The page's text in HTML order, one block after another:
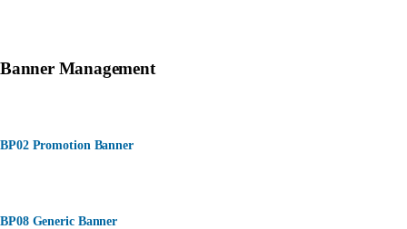
Banner Management
BP02 Promotion Banner
BP08 Generic Banner